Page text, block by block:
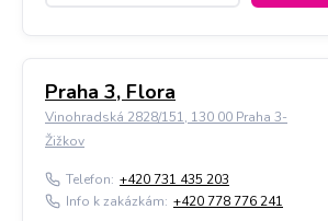
Praha 3, Flora
Vinohradská 2828/151, 130 00 Praha 3-
Žižkov
Telefon: +420 731 435 203
Info k zakázkám: +420 778 776 241